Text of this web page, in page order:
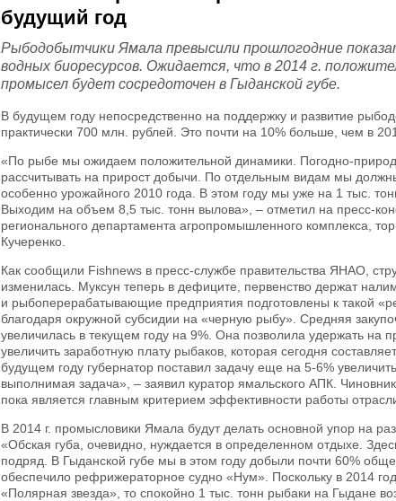
будущий год
Рыбодобытчики Ямала превысили прошлогодние
водных биоресурсов. Ожидается, что в 2014 г.
промысел будет сосредоточен в Гыданской губе.
В будущем году непосредственно на поддержку и развитие
практически 700 млн. рублей. Это почти на 10% больше, чем в
«По рыбе мы ожидаем положительной динамики. Погодно-
рассчитывать на прирост добычи. По отдельным видам мы
особенно урожайного 2010 года. В этом году мы уже на 1 тыс.
Выходим на объем 8,5 тыс. тонн вылова», – отметил на пресс-
регионального департамента агропромышленного комплекса,
Кучеренко.
Как сообщили Fishnews в пресс-службе правительства ЯНАО,
изменилась. Муксун теперь в дефиците, первенство держат
и рыбоперерабатывающие предприятия подготовлены к такой
благодаря окружной субсидии на «черную рыбу». Средняя
увеличилась в текущем году на 9%. Она позволила удержать на
увеличить заработную плату рыбаков, которая сегодня
будущем году губернатор поставил задачу еще на 5-6%
выполнимая задача», – заявил куратор ямальского АПК.
пока является главным критерием эффективности работы
В 2014 г. промысловики Ямала будут делать основной упор на
«Обская губа, очевидно, нуждается в определенном отдыхе.
подряд. В Гыданской губе мы в этом году добыли почти 60%
обеспечило рефрижераторное судно «Нум». Поскольку в 2014
«Полярная звезда», то спокойно 1 тыс. тонн рыбаки на Гыдане